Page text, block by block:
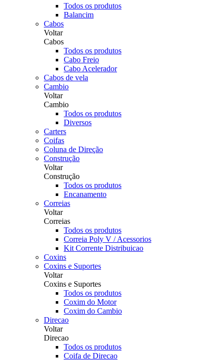
Todos os produtos
Balancim
Cabos
Voltar
Cabos
Todos os produtos
Cabo Freio
Cabo Acelerador
Cabos de vela
Cambio
Voltar
Cambio
Todos os produtos
Diversos
Carters
Coifas
Coluna de Direção
Construção
Voltar
Construção
Todos os produtos
Encanamento
Correias
Voltar
Correias
Todos os produtos
Correia Poly V / Acessorios
Kit Corrente Distribuicao
Coxins
Coxins e Suportes
Voltar
Coxins e Suportes
Todos os produtos
Coxim do Motor
Coxim do Cambio
Direcao
Voltar
Direcao
Todos os produtos
Coifa de Direcao